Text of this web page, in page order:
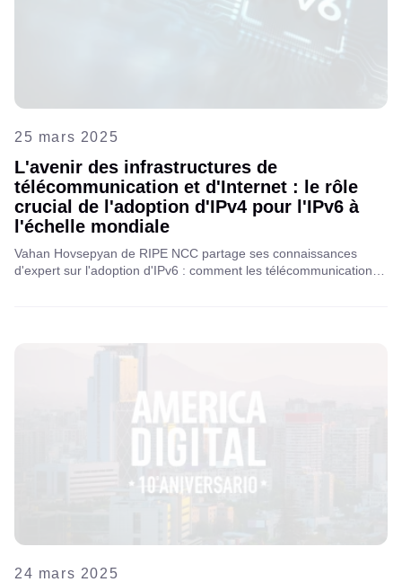
25 mars 2025
L'avenir des infrastructures de
télécommunication et d'Internet : le rôle
crucial de l'adoption d'IPv4 pour l'IPv6 à
l'échelle mondiale
Vahan Hovsepyan de RIPE NCC partage ses connaissances
d'expert sur l'adoption d'IPv6 : comment les télécommunications
24 mars 2025